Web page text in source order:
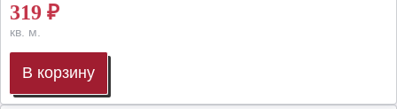
319 ₽
кв. м.
В корзину